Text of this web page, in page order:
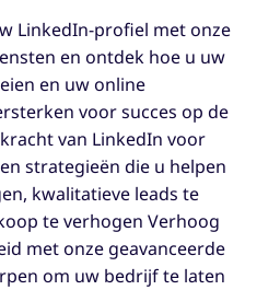
LinkedIn-profiel met onze
en ontdek hoe u uw
en uw online
voor succes op de
van LinkedIn voor
strategieën die u helpen
kwalitatieve leads te
te verhogen Verhoog
met onze geavanceerde
om uw bedrijf te laten